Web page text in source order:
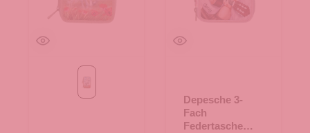
26-beige
Depesche 3-
Fach
Federtasche